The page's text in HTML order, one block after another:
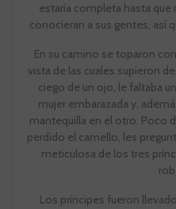
estaría completa hasta
conocieran a sus gentes, así
En su camino se toparon
vista de las cuales supieron
ciego de un ojo, le faltaba
mujer embarazada y,
mantequilla en el otro. Poco
perdido el camello, les
meticulosa de los tres
Los príncipes fueron